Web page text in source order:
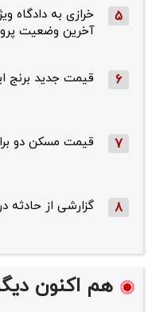
5
خرازی به دادگاه
آخرین وضعیت
6 قیمت جدید برنج
7 قیمت مسکن دو
8 گزارشی از حادثه
هم اکنون